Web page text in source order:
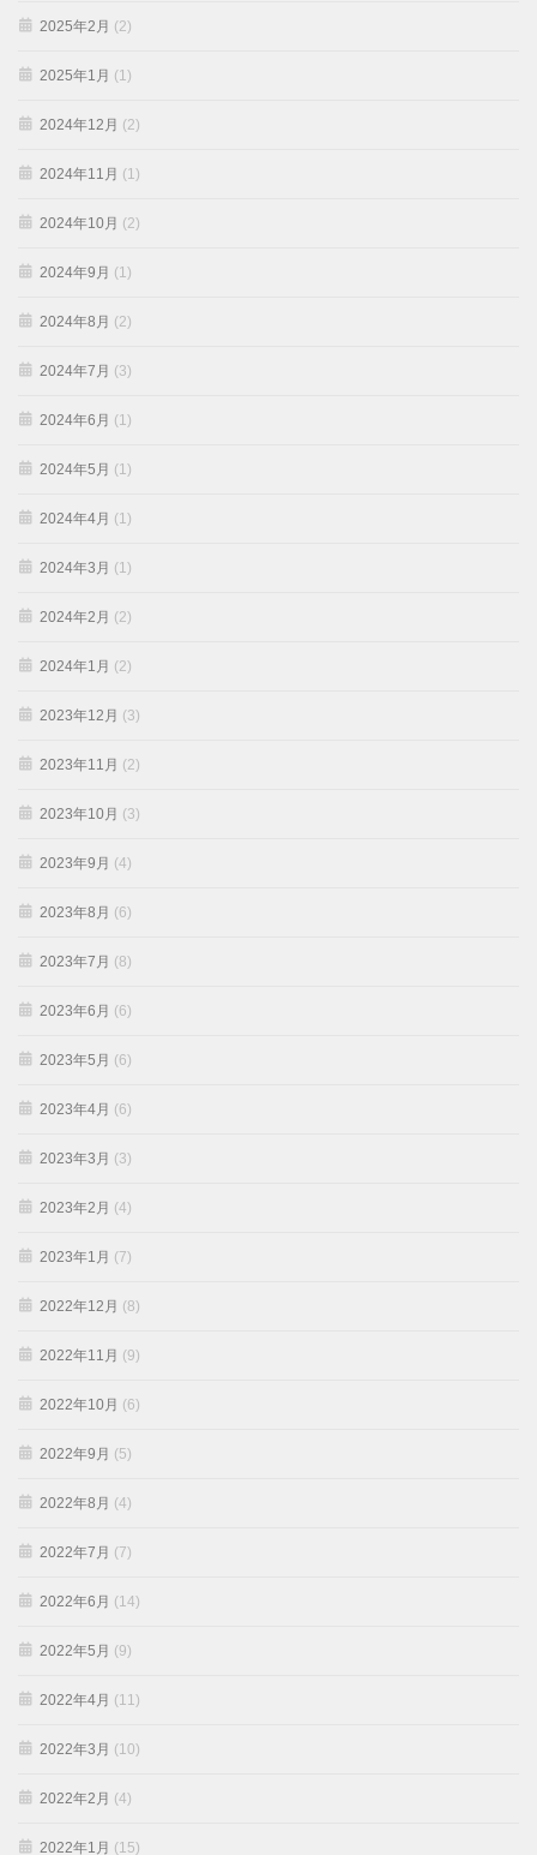
2025年2月 (2)
2025年1月 (1)
2024年12月 (2)
2024年11月 (1)
2024年10月 (2)
2024年9月 (1)
2024年8月 (2)
2024年7月 (3)
2024年6月 (1)
2024年5月 (1)
2024年4月 (1)
2024年3月 (1)
2024年2月 (2)
2024年1月 (2)
2023年12月 (3)
2023年11月 (2)
2023年10月 (3)
2023年9月 (4)
2023年8月 (6)
2023年7月 (8)
2023年6月 (6)
2023年5月 (6)
2023年4月 (6)
2023年3月 (3)
2023年2月 (4)
2023年1月 (7)
2022年12月 (8)
2022年11月 (9)
2022年10月 (6)
2022年9月 (5)
2022年8月 (4)
2022年7月 (7)
2022年6月 (14)
2022年5月 (9)
2022年4月 (11)
2022年3月 (10)
2022年2月 (4)
2022年1月 (15)